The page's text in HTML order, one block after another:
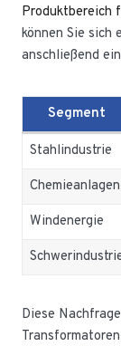
Produktbereich
können Sie sich
anschließend
Segment
Stahlindustrie
Chemieanlagen
Windenergie
Diese